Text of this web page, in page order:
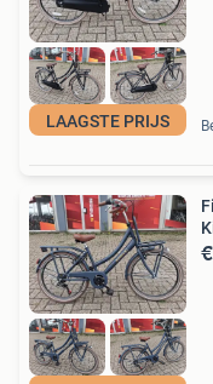
LAAGSTE PRIJS